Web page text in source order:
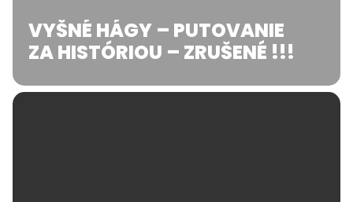
VYŠNÉ HÁGY – PUTOVANIE
ZA HISTÓRIOU – ZRUŠENÉ !!!